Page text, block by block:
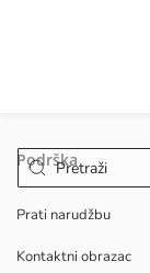
Podrška
Prati narudžbu
Kontaktni obrazac